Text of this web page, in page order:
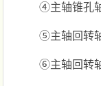
④主轴锥孔
⑤主轴回转
⑥主轴回转